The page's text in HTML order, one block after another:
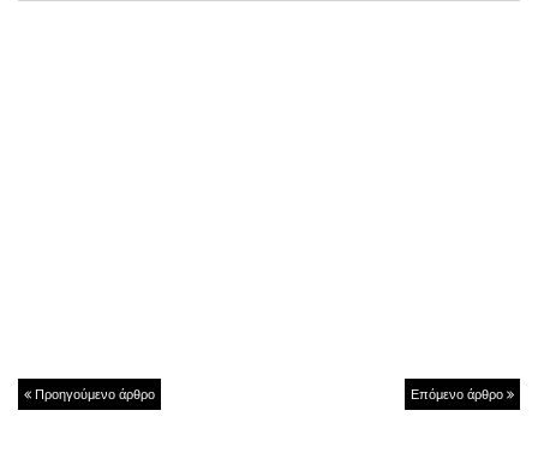
Προηγούμενο άρθρο Επόμενο άρθρο